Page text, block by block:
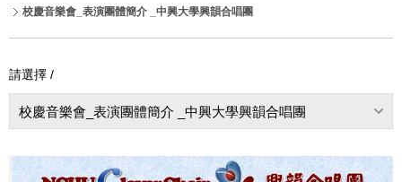
校慶音樂會_表演團體簡介 _中興大學興韻合唱團
請選擇 /
校慶音樂會_表演團體簡介 _中興大學興韻合唱團